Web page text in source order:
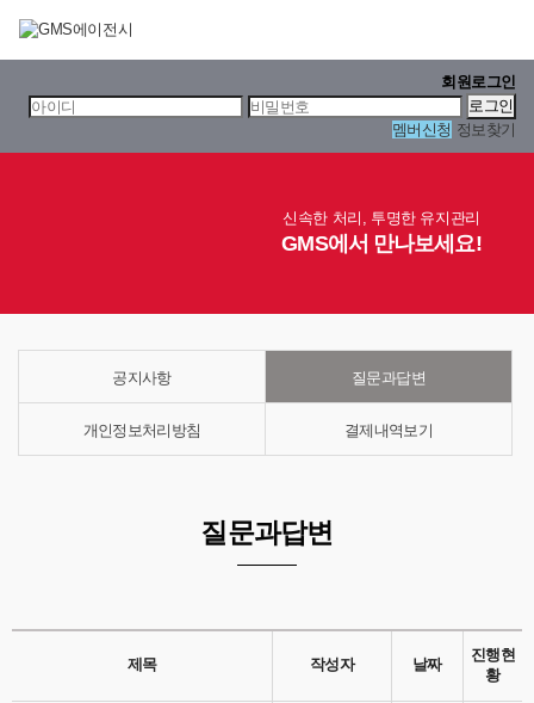
회원로그인
멤버신청 정보찾기
신속한 처리, 투명한 유지관리
GMS에서 만나보세요!
공지사항 질문과답변
개인정보처리방침 결제내역보기
질문과답변
제목 작성자 날짜
진행현
황